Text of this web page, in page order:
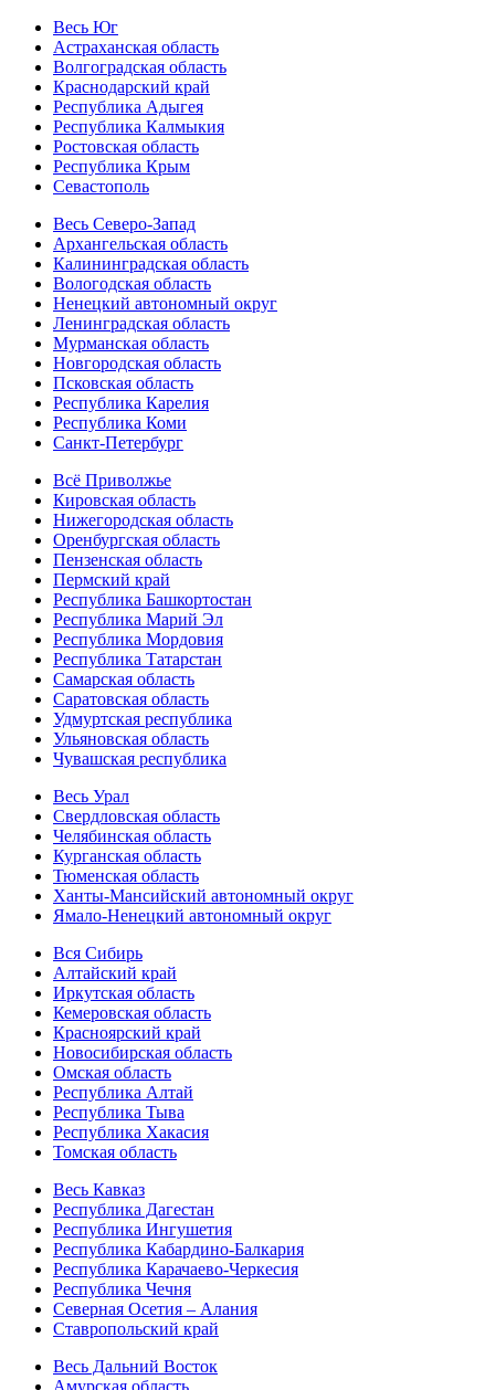
Весь Юг
Астраханская область
Волгоградская область
Краснодарский край
Республика Адыгея
Республика Калмыкия
Ростовская область
Республика Крым
Севастополь
Весь Северо-Запад
Архангельская область
Калининградская область
Вологодская область
Ненецкий автономный округ
Ленинградская область
Мурманская область
Новгородская область
Псковская область
Республика Карелия
Республика Коми
Санкт-Петербург
Всё Приволжье
Кировская область
Нижегородская область
Оренбургская область
Пензенская область
Пермский край
Республика Башкортостан
Республика Марий Эл
Республика Мордовия
Республика Татарстан
Самарская область
Саратовская область
Удмуртская республика
Ульяновская область
Чувашская республика
Весь Урал
Свердловская область
Челябинская область
Курганская область
Тюменская область
Ханты-Мансийский автономный округ
Ямало-Ненецкий автономный округ
Вся Сибирь
Алтайский край
Иркутская область
Кемеровская область
Красноярский край
Новосибирская область
Омская область
Республика Алтай
Республика Тыва
Республика Хакасия
Томская область
Весь Кавказ
Республика Дагестан
Республика Ингушетия
Республика Кабардино-Балкария
Республика Карачаево-Черкесия
Республика Чечня
Северная Осетия – Алания
Ставропольский край
Весь Дальний Восток
Амурская область